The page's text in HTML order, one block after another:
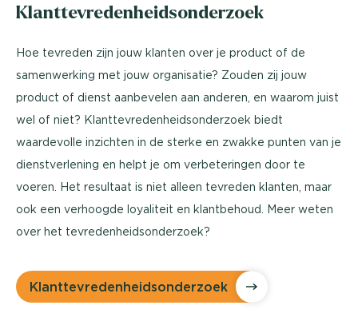
Klanttevredenheidsonderzoek
Hoe tevreden zijn jouw klanten over je product of de
samenwerking met jouw organisatie? Zouden zij jouw
product of dienst aanbevelen aan anderen, en waarom juist
wel of niet? Klanttevredenheidsonderzoek biedt
waardevolle inzichten in de sterke en zwakke punten van je
dienstverlening en helpt je om verbeteringen door te
voeren. Het resultaat is niet alleen tevreden klanten, maar
ook een verhoogde loyaliteit en klantbehoud. Meer weten
over het tevredenheidsonderzoek?
Klanttevredenheidsonderzoek